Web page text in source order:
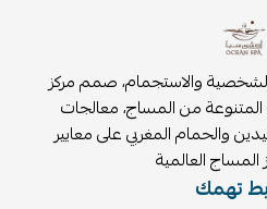
الشخصية والاستجمام، صمم مركز
من المساج، معالجات
والحمام المغربي على معايير
العالمية
تهمك